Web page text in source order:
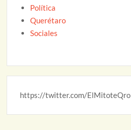
Política
Querétaro
Sociales
https://twitter.com/ElMitoteQro